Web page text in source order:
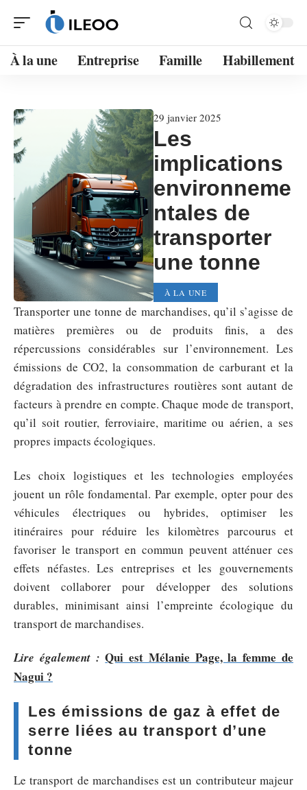
À la une Entreprise Famille Habillement
29 janvier 2025
Les
implications
environneme
ntales de
transporter
une tonne
À LA UNE
Transporter une tonne de marchandises, qu’il s’agisse de
matières premières ou de produits finis, a des
répercussions considérables sur l’environnement. Les
émissions de CO2, la consommation de carburant et la
dégradation des infrastructures routières sont autant de
facteurs à prendre en compte. Chaque mode de transport,
qu’il soit routier, ferroviaire, maritime ou aérien, a ses
propres impacts écologiques.
Les choix logistiques et les technologies employées
jouent un rôle fondamental. Par exemple, opter pour des
véhicules électriques ou hybrides, optimiser les
itinéraires pour réduire les kilomètres parcourus et
favoriser le transport en commun peuvent atténuer ces
effets néfastes. Les entreprises et les gouvernements
doivent collaborer pour développer des solutions
durables, minimisant ainsi l’empreinte écologique du
transport de marchandises.
Lire également : Qui est Mélanie Page, la femme de
Nagui ?
Les émissions de gaz à effet de
serre liées au transport d’une
tonne
Le transport de marchandises est un contributeur majeur